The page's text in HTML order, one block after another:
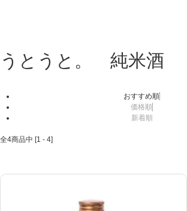
うとうと。 純米酒
おすすめ順
価格順
新着順
全4商品中 [1 - 4]